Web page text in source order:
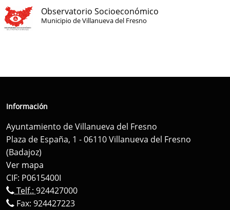
Observatorio Socioeconómico
Municipio de Villanueva del Fresno
Información
Ayuntamiento de Villanueva del Fresno
Plaza de España, 1 - 06110 Villanueva del Fresno
(Badajoz)
Ver mapa
CIF: P0615400I
Telf.: 924427000
Fax: 924427223